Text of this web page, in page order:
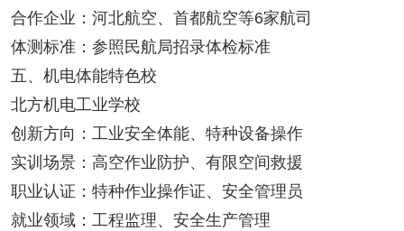
合作企业：河北航空、首都航空等6家航司
体测标准：参照民航局招录体检标准
五、机电体能特色校
北方机电工业学校
创新方向：工业安全体能、特种设备操作
实训场景：高空作业防护、有限空间救援
职业认证：特种作业操作证、安全管理员
就业领域：工程监理、安全生产管理